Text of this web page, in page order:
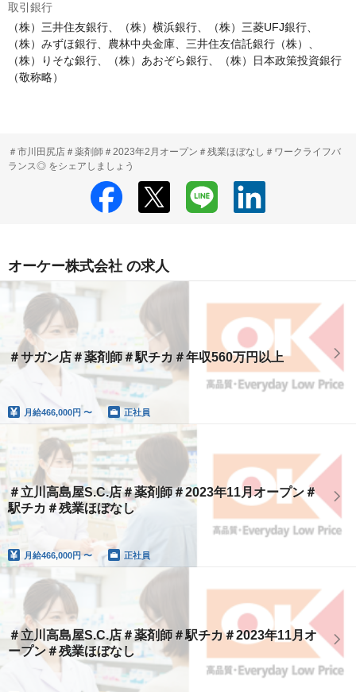
取引銀行
（株）三井住友銀行、（株）横浜銀行、（株）三菱UFJ銀行、
（株）みずほ銀行、農林中央金庫、三井住友信託銀行（株）、
（株）りそな銀行、（株）あおぞら銀行、（株）日本政策投資銀行
（敬称略）
＃市川田尻店＃薬剤師＃2023年2月オープン＃残業ほぼなし＃ワークライフバ
ランス◎ をシェアしましょう
オーケー株式会社 の求人
＃サガン店＃薬剤師＃駅チカ＃年収560万円以上
月給466,000円 〜 正社員
＃立川高島屋S.C.店＃薬剤師＃2023年11月オープン＃
駅チカ＃残業ほぼなし
月給466,000円 〜 正社員
＃立川高島屋S.C.店＃薬剤師＃駅チカ＃2023年11月オ
ープン＃残業ほぼなし